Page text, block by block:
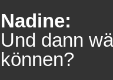
Nadine:
Und dann
können?